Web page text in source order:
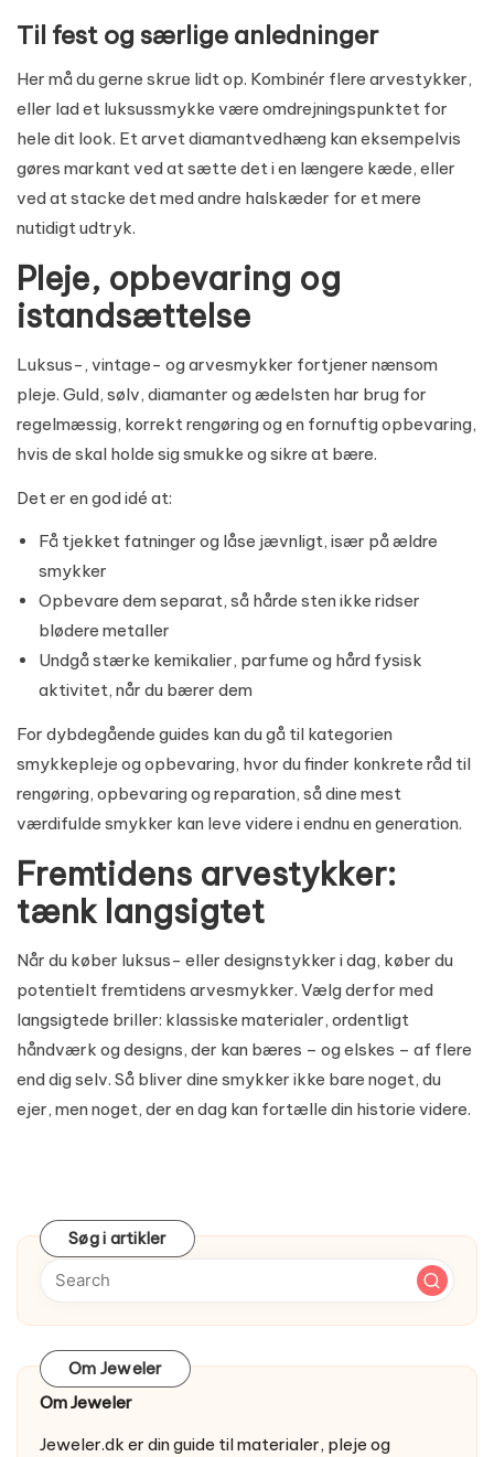
Til fest og særlige anledninger
Her må du gerne skrue lidt op. Kombinér flere arvestykker,
eller lad et luksussmykke være omdrejningspunktet for
hele dit look. Et arvet diamantvedhæng kan eksempelvis
gøres markant ved at sætte det i en længere kæde, eller
ved at stacke det med andre halskæder for et mere
nutidigt udtryk.
Pleje, opbevaring og
istandsættelse
Luksus-, vintage- og arvesmykker fortjener nænsom
pleje. Guld, sølv, diamanter og ædelsten har brug for
regelmæssig, korrekt rengøring og en fornuftig opbevaring,
hvis de skal holde sig smukke og sikre at bære.
Det er en god idé at:
Få tjekket fatninger og låse jævnligt, især på ældre
smykker
Opbevare dem separat, så hårde sten ikke ridser
blødere metaller
Undgå stærke kemikalier, parfume og hård fysisk
aktivitet, når du bærer dem
For dybdegående guides kan du gå til kategorien
smykkepleje og opbevaring, hvor du finder konkrete råd til
rengøring, opbevaring og reparation, så dine mest
værdifulde smykker kan leve videre i endnu en generation.
Fremtidens arvestykker:
tænk langsigtet
Når du køber luksus- eller designstykker i dag, køber du
potentielt fremtidens arvesmykker. Vælg derfor med
langsigtede briller: klassiske materialer, ordentligt
håndværk og designs, der kan bæres – og elskes – af flere
end dig selv. Så bliver dine smykker ikke bare noget, du
ejer, men noget, der en dag kan fortælle din historie videre.
Søg i artikler
Om Jeweler
Om Jeweler
Jeweler.dk er din guide til materialer, pleje og